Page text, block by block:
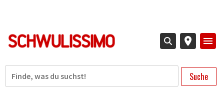
Suche